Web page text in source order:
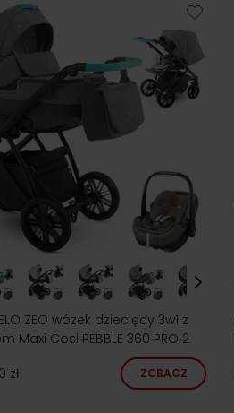
ZEO wózek dziecięcy 3w1 z
Maxi Cosi PEBBLE 360 PRO 2
zł
ZOBACZ